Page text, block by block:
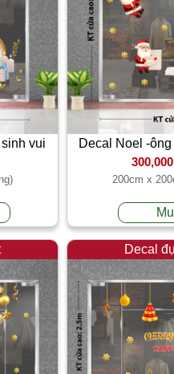
vui
Decal Noel -
200cm x
Decal